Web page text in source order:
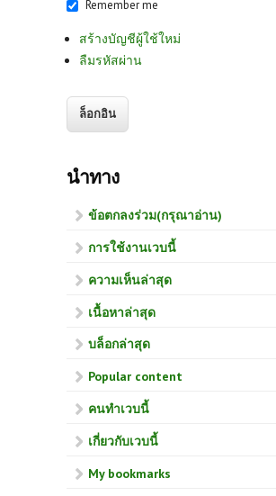
Remember me
สร้างบัญชีผู้ใช้ใหม่
ลืมรหัสผ่าน
นำทาง
ข้อตกลงร่วม(กรุณาอ่าน)
การใช้งานเวบนี้
ความเห็นล่าสุด
เนื้อหาล่าสุด
บล็อกล่าสุด
Popular content
คนทำเวบนี้
เกี่ยวกับเวบนี้
My bookmarks